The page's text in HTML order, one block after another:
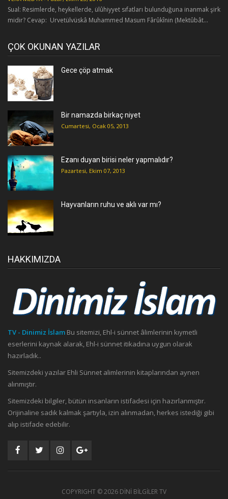
Sual: Resimlerde, heykellerde, ülûhiyyet sıfatları bulunduğuna inanmak şirk
midir? Cevap: Urvetülvüskâ Muhammed Masum Fârûkînin (Mektûbât...
ÇOK OKUNAN YAZILAR
Gece çöp atmak
Bir namazda birkaç niyet
Cumartesi, Ocak 05, 2013
Ezanı duyan birisi neler yapmalıdır?
Pazartesi, Ekim 07, 2013
Hayvanların ruhu ve aklı var mı?
HAKKIMIZDA
TV - Dinimiz İslam Bu sitemizi, Ehl-i sünnet âlimlerinin kıymetli
eserlerini kaynak alarak, Ehl-i sünnet itikadına uygun olarak
hazırladık..
Sitemizdeki yazılar Ehli Sünnet alimlerinin kitaplarından aynen
alınmıştır.
Sitemizdeki bilgiler, bütün insanların istifadesi için hazırlanmıştır.
Orijinaline sadık kalmak şartıyla, izin alınmadan, herkes istediği gibi
alıp istifade edebilir.
COPYRIGHT ©2026 DİNİ BİLGİLER TV